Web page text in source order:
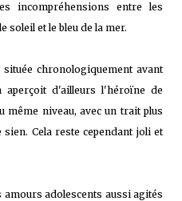
incompréhensions entre les
soleil et le bleu de la mer.
chronologiquement avant
aperçoit d'ailleurs l'héroïne de
même niveau, avec un trait plus
Cela reste cependant joli et
amours adolescents aussi agités